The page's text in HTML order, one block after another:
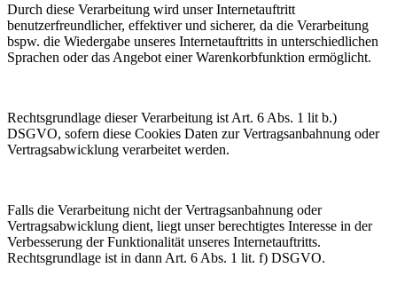
Durch diese Verarbeitung wird unser Internetauftritt
benutzerfreundlicher, effektiver und sicherer, da die Verarbeitung
bspw. die Wiedergabe unseres Internetauftritts in unterschiedlichen
Sprachen oder das Angebot einer Warenkorbfunktion ermöglicht.
Rechtsgrundlage dieser Verarbeitung ist Art. 6 Abs. 1 lit b.)
DSGVO, sofern diese Cookies Daten zur Vertragsanbahnung oder
Vertragsabwicklung verarbeitet werden.
Falls die Verarbeitung nicht der Vertragsanbahnung oder
Vertragsabwicklung dient, liegt unser berechtigtes Interesse in der
Verbesserung der Funktionalität unseres Internetauftritts.
Rechtsgrundlage ist in dann Art. 6 Abs. 1 lit. f) DSGVO.